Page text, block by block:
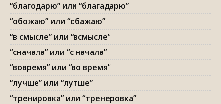
“благодарю” или “благадарю”
“обожаю” или “обажаю”
“в смысле” или “всмысле”
“сначала” или “с начала”
“вовремя” или “во время”
“лучше” или “лутше”
“тренировка” или “тренеровка”